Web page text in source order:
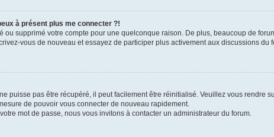
à présent plus me connecter ?!
ou supprimé votre compte pour une quelconque raison. De plus, beaucoup de
vous de nouveau et essayez de participer plus activement aux discussions du
puisse pas être récupéré, il peut facilement être réinitialisé. Veuillez vous rendre
de pouvoir vous connecter de nouveau rapidement.
mot de passe, nous vous invitons à contacter un administrateur du forum.